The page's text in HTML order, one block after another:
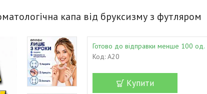
капа від бруксизму з футляром
Готово до відправки менше 100 од.
Код: A20
Купити